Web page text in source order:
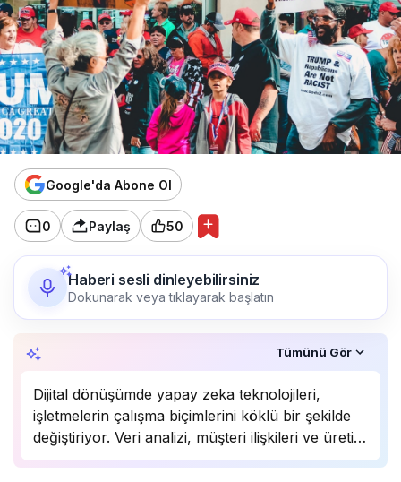
Google'da Abone Ol
0 Paylaş 50
Haberi sesli dinleyebilirsiniz
Dokunarak veya tıklayarak başlatın
Tümünü Gör
Dijital dönüşümde yapay zeka teknolojileri,
işletmelerin çalışma biçimlerini köklü bir şekilde
değiştiriyor. Veri analizi, müşteri ilişkileri ve üretim
süreçlerinde önemli bir rol oynayan yapay zeka,